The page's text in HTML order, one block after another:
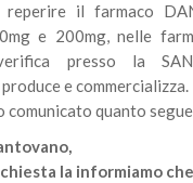
il farmaco
e 200mg, nelle
presso la
e commercializza.
comunicato quanto
la informiamo